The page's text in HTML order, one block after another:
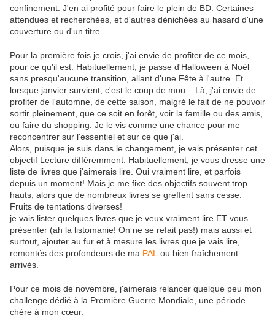
confinement. J'en ai profité pour faire le plein de BD. Certaines
attendues et recherchées, et d'autres dénichées au hasard d'une
couverture ou d'un titre.
Pour la première fois je crois, j'ai envie de profiter de ce mois,
pour ce qu'il est. Habituellement, je passe d'Halloween à Noël
sans presqu'aucune transition, allant d'une Fête à l'autre. Et
lorsque janvier survient, c'est le coup de mou... Là, j'ai envie de
profiter de l'automne, de cette saison, malgré le fait de ne pouvoir
sortir pleinement, que ce soit en forêt, voir la famille ou des amis,
ou faire du shopping. Je le vis comme une chance pour me
reconcentrer sur l'essentiel et sur ce que j'ai.
Alors, puisque je suis dans le changement, je vais présenter cet
objectif Lecture différemment. Habituellement, je vous dresse une
liste de livres que j'aimerais lire. Oui vraiment lire, et parfois
depuis un moment! Mais je me fixe des objectifs souvent trop
hauts, alors que de nombreux livres se greffent sans cesse.
Fruits de tentations diverses!
je vais lister quelques livres que je veux vraiment lire ET vous
présenter (ah la listomanie! On ne se refait pas!) mais aussi et
surtout, ajouter au fur et à mesure les livres que je vais lire,
remontés des profondeurs de ma PAL ou bien fraîchement
arrivés.
Pour ce mois de novembre, j'aimerais relancer quelque peu mon
challenge dédié à la Première Guerre Mondiale, une période
chère à mon cœur.